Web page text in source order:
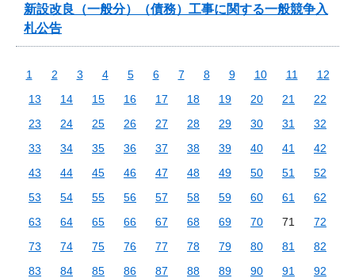
新設改良（一般分）（債務）工事に関する一般競争入
札公告
1 2 3 4 5 6 7 8 9 10 11
12
13
14 15 16 17 18 19 20 21
22
23
24 25 26 27 28 29 30 31
32
33
34 35 36 37 38 39 40 41
42
43
44 45 46 47 48 49 50 51
52
53
54 55 56 57 58 59 60 61
62
63
64 65 66 67 68 69 70 71
72
73
74 75 76 77 78 79 80 81
82
83
84 85 86 87 88 89 90 91
92